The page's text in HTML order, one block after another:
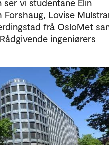
vi studentane Elin
Lovise
frå OsloMet
ingeniørers